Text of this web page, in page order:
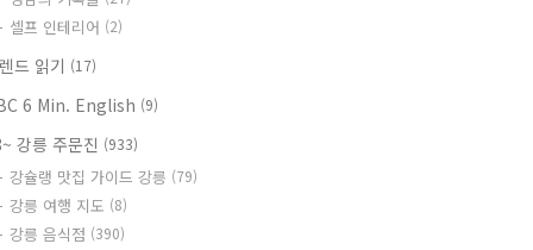
셀프 인테리어 (2)
드 읽기 (17)
6 Min. English (9)
강릉 주문진 (933)
강슐랭 맛집 가이드 강릉 (79)
강릉 여행 지도 (8)
강릉 음식점 (390)